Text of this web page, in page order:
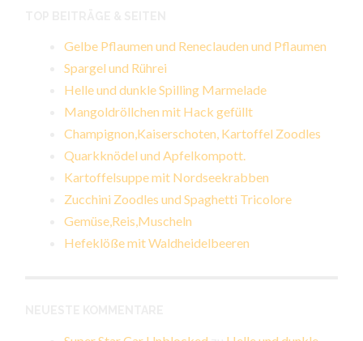
Gelbe Pflaumen und Reneclauden und Pflaumen
Spargel und Rührei
Helle und dunkle Spilling Marmelade
Mangoldröllchen mit Hack gefüllt
Champignon,Kaiserschoten, Kartoffel Zoodles
Quarkknödel und Apfelkompott.
Kartoffelsuppe mit Nordseekrabben
Zucchini Zoodles und Spaghetti Tricolore
Gemüse,Reis,Muscheln
Hefeklöße mit Waldheidelbeeren